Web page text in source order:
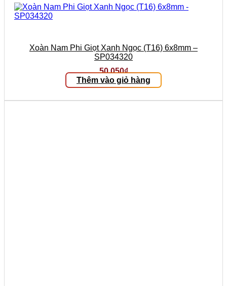
Xoàn Nam Phi Giọt Xanh Ngọc (T16) 6x8mm –
SP034320
50.050₫
Thêm vào giỏ hàng